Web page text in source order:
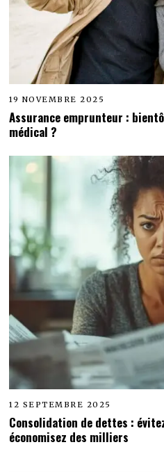
19 NOVEMBRE 2025
Assurance emprunteur :
médical ?
12 SEPTEMBRE 2025
Consolidation de dettes :
économisez des milliers